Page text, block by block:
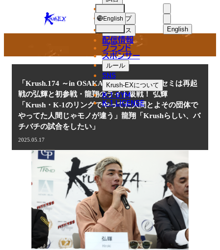
KRUSH-
EX
English
한국어
中文（简体
中文（繁體
ショップ
ニュース
配信情報
ブランド
スポンサー
ルール
SNS
Krush-EXについて
K-1 GYM
K-1 LICENSE
English
NEWS
ニュース
「Krush.174 ～in OSAKA～」5.18(日)大阪 セミは再起
戦の弘輝と初参戦・龍翔のライト級戦！ 弘輝
「Krush・K-1のリングでやってた人間とよその団体で
やってた人間じゃモノが違う」龍翔「Krushらしい、バ
チバチの試合をしたい」
2025.05.17